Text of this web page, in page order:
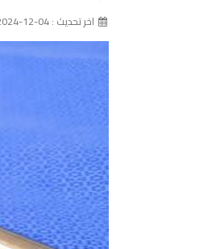
اخر تحديث : 04-12-2024